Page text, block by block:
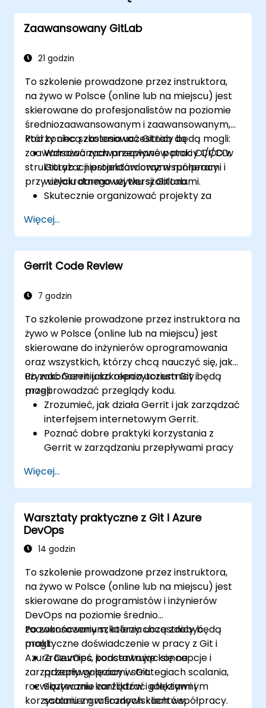
Zaawansowany GitLab
21 godzin
To szkolenie prowadzone przez instruktora,
na żywo w Polsce (online lub na miejscu) jest
skierowane do profesjonalistów na poziomie
średniozaawansowanym i zaawansowanym,
którzy chcą zastosować GitLab do
zaawansowanych przepływów pracy CI/CD,
strukturyzacji projektów oraz współpracy
przy użyciu darmowej wersji GitLab.
Pod koniec szkolenia uczestnicy będą mogli:
Wdrażać zaawansowane potoki CI/CD w
GitLab z niestandardowymi runnerami i
wielokrotnego użytku szablonami.
Skutecznie organizować projekty za
Współpracować nad kodem, problemami
i dokumentacją przy użyciu Markdown i
narzędzi GitLab.
Stosować GitLab Pages, przepływy wydań
rzeczywistych projektach.
Więcej...
Gerrit Code Review
7 godzin
To szkolenie prowadzone przez instruktora na
żywo w Polsce (online lub na miejscu) jest
skierowane do inżynierów oprogramowania
oraz wszystkich, którzy chcą nauczyć się, jak
używać Gerrit jako repozytorium Git i
przeprowadzać przeglądy kodu.
Po zakończeniu szkolenia uczestnicy będą
mogli:
Zrozumieć, jak działa Gerrit i jak zarządzać
interfejsem internetowym Gerrit.
Poznać dobre praktyki korzystania z
Gerrit w zarządzaniu przepływami pracy
Administrować i konfigurować projekt w
Gerrit.
Więcej...
Warsztaty praktyczne z Git i Azure
DevOps
14 godzin
To szkolenie prowadzone przez instruktora,
na żywo w Polsce (online lub na miejscu) jest
skierowane do programistów i inżynierów
DevOps na poziomie średnio
zaawansowanym, którzy chcą zdobyć
praktyczne doświadczenie w pracy z Git i
Azure DevOps, koncentrując się na
zarządzaniu gałęziami, strategiach scalania,
rozwiązywaniu konfliktów i efektywnym
korzystaniu z graficznych klientów.
Po zakończeniu szkolenia uczestnicy będą
mogli:
Zrozumieć podstawowe koncepcje i
przepływy pracy w Git.
Skutecznie zarządzać gałęziami i
scalaniem w środowiskach współpracy.